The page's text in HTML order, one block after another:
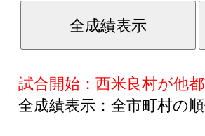
試合開始：西米良村が他
全成績表示：全市町村の